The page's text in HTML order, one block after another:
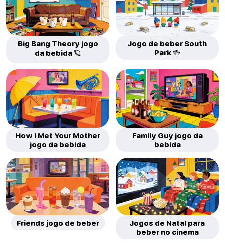
Big Bang Theory jogo
da bebida 🪐
Jogo de beber South
Park 🍻
How I Met Your Mother
jogo da bebida
Family Guy jogo da
bebida
Friends jogo de beber
Jogos de Natal para
beber no cinema